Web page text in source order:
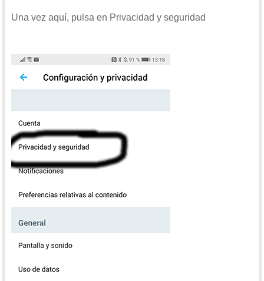
Una vez aquí, pulsa en Privacidad y seguridad